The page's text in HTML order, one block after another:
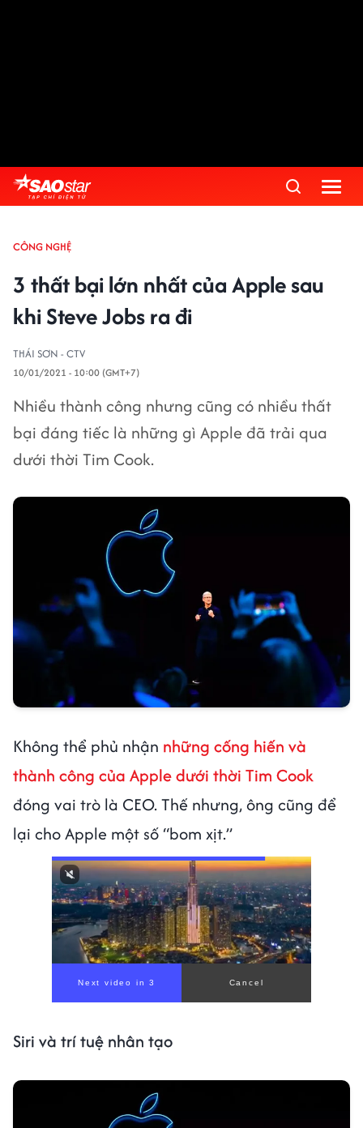
CÔNG NGHỆ
3 thất bại lớn nhất của Apple sau
khi Steve Jobs ra đi
THÁI SƠN - CTV
10/01/2021 - 10:00 (GMT+7)
Nhiều thành công nhưng cũng có nhiều thất
bại đáng tiếc là những gì Apple đã trải qua
dưới thời Tim Cook.
Không thể phủ nhận những cống hiến và
thành công của Apple dưới thời Tim Cook
đóng vai trò là CEO. Thế nhưng, ông cũng để
lại cho Apple một số “bom xịt.”
Next video in 1 Cancel
Siri và trí tuệ nhân tạo